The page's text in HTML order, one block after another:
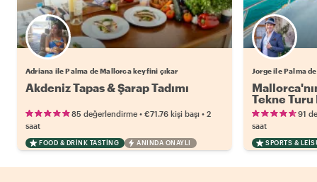
Adriana ile Palma de Mallorca keyfini çıkar
Akdeniz Tapas & Şarap Tadımı
85 değerlendirme • €71.76 kişi başı • 2
saat
FOOD & DRINK TASTING ANINDA ONAYLI
Jorge ile Palma
Tekne Turu
91
saat
SPORTS &